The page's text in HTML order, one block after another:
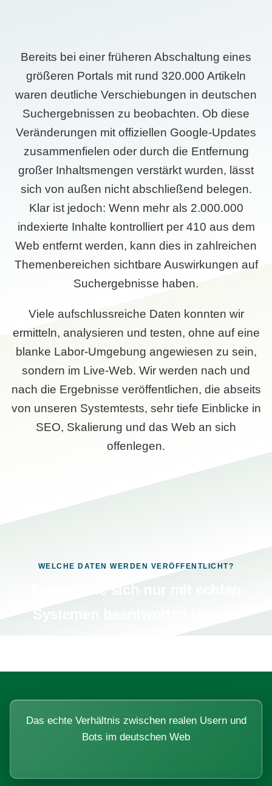
Bereits bei einer früheren Abschaltung eines
größeren Portals mit rund 320.000 Artikeln
waren deutliche Verschiebungen in deutschen
Suchergebnissen zu beobachten. Ob diese
Veränderungen mit offiziellen Google-Updates
zusammenfielen oder durch die Entfernung
großer Inhaltsmengen verstärkt wurden, lässt
sich von außen nicht abschließend belegen.
Klar ist jedoch: Wenn mehr als 2.000.000
indexierte Inhalte kontrolliert per 410 aus dem
Web entfernt werden, kann dies in zahlreichen
Themenbereichen sichtbare Auswirkungen auf
Suchergebnisse haben.
Viele aufschlussreiche Daten konnten wir
ermitteln, analysieren und testen, ohne auf eine
blanke Labor-Umgebung angewiesen zu sein,
sondern im Live-Web. Wir werden nach und
nach die Ergebnisse veröffentlichen, die abseits
von unseren Systemtests, sehr tiefe Einblicke in
SEO, Skalierung und das Web an sich
offenlegen.
WELCHE DATEN WERDEN VERÖFFENTLICHT?
Das echte Verhältnis zwischen realen Usern und
Bots im deutschen Web